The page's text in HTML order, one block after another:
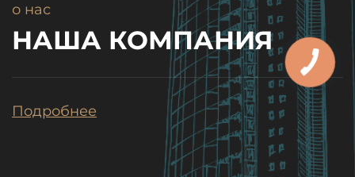
о нас
НАША КОМПАНИЯ
Подробнее